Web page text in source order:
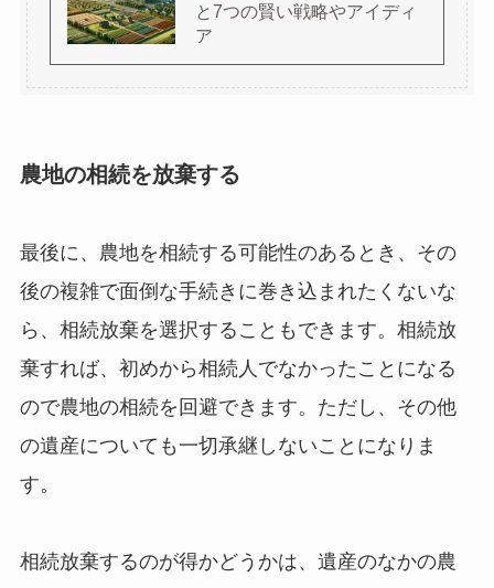
と7つの賢い戦略やアイディ
ア
農地の相続を放棄する
最後に、農地を相続する可能性のあるとき、その
後の複雑で面倒な手続きに巻き込まれたくないな
ら、相続放棄を選択することもできます。相続放
棄すれば、初めから相続人でなかったことになる
ので農地の相続を回避できます。ただし、その他
の遺産についても一切承継しないことになりま
す。
相続放棄するのが得かどうかは、遺産のなかの農